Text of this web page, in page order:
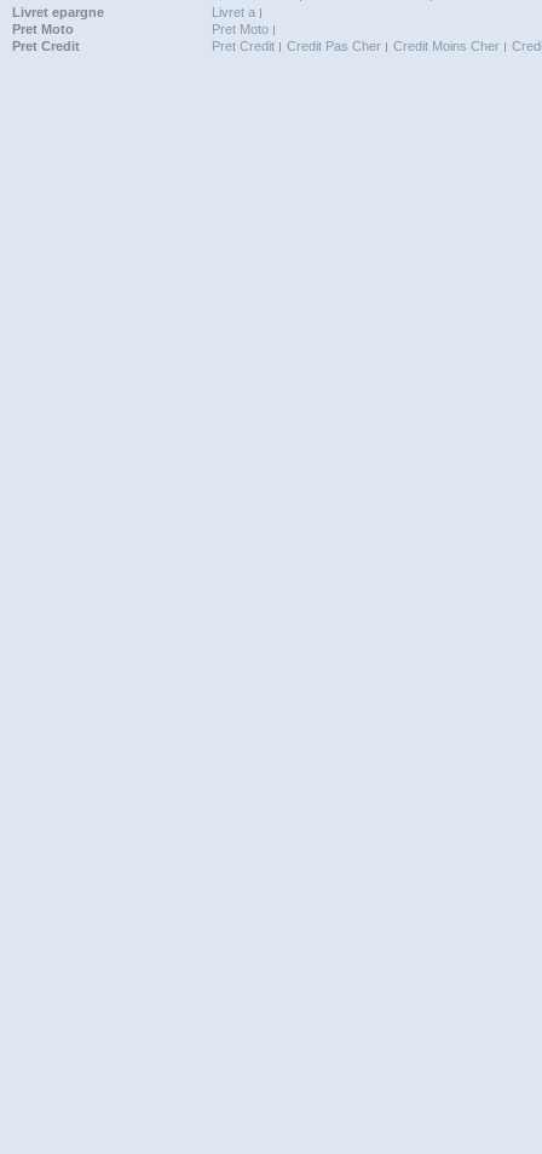
Livret epargne
Livret a
Pret Moto
Pret Moto
Pret Credit
Pret Credit Credit Pas Cher Credit Moins Cher